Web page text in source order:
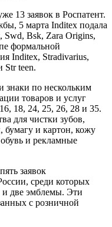
13 заявок в Роспатент.
5 марта Inditex подала
Swd, Bsk, Zara Origins,
формальной
Inditex, Stradivarius,
Str teen.
знаки по нескольким
товаров и услуг
18, 24, 25, 26, 28 и 35.
для чистки зубов,
и картон, кожу
и рекламные
заявок
среди которых
и две эмблемы. Эти
с розничной